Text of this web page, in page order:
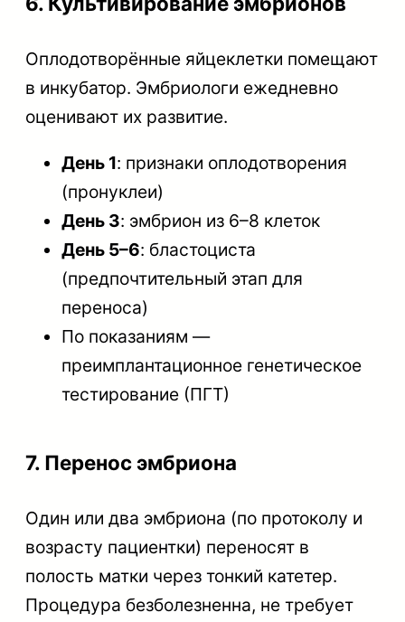
Оплодотворённые яйцеклетки помещают
в инкубатор. Эмбриологи ежедневно
оценивают их развитие.
День 1: признаки оплодотворения
(пронуклеи)
День 3: эмбрион из 6–8 клеток
День 5–6: бластоциста
(предпочтительный этап для
переноса)
По показаниям —
преимплантационное генетическое
тестирование (ПГТ)
7. Перенос эмбриона
Один или два эмбриона (по протоколу и
возрасту пациентки) переносят в
полость матки через тонкий катетер.
Процедура безболезненна, не требует